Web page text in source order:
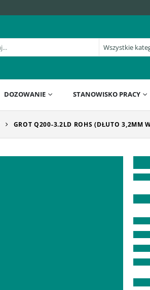
DOZOWANIE STANOWISKO PRACY
GROT Q200-3.2LD ROHS (DŁUTO 3,2MM